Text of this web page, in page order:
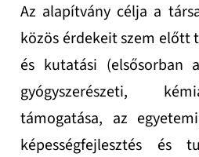
Az alapítvány célja a
közös érdekeit szem előtt
és kutatási (elsősorban
gyógyszerészeti,
támogatása, az
képességfejlesztés és